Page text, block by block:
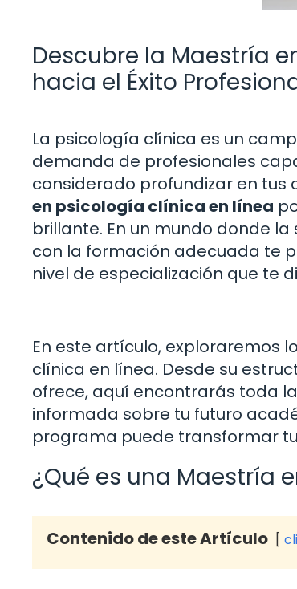
Descubre la Maestría
hacia el Éxito
La psicología clínica es un
demanda de profesionales
considerado profundizar en tus
en psicología clínica en línea
brillante. En un mundo donde
con la formación adecuada te
nivel de especialización que te
En este artículo, exploraremos
clínica en línea. Desde su
ofrece, aquí encontrarás toda
informada sobre tu futuro
programa puede transformar
¿Qué es una Maestría
Contenido de este Artículo